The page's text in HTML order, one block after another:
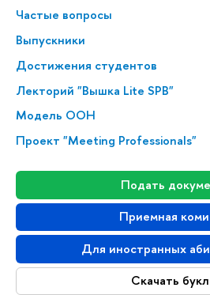
Частые вопросы
Выпускники
Достижения студентов
Лекторий "Вышка Lite SPB"
Модель ООН
Проект "Meeting Professionals"
Подать
Приемная
Для иностранных
Скачать